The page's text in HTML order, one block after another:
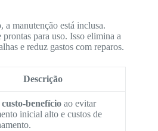
a manutenção está inclusa.
prontas para uso. Isso elimina a
e reduz gastos com reparos.
Descrição
benefício ao evitar
inicial alto e custos de